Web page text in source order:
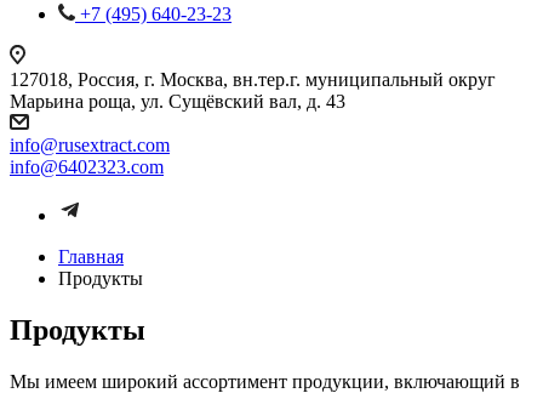
+7 (495) 640-23-23
127018, Россия, г. Москва, вн.тер.г. муниципальный округ
Марьина роща, ул. Сущёвский вал, д. 43
info@rusextract.com
info@6402323.com
Главная
Продукты
Продукты
Мы имеем широкий ассортимент продукции, включающий в